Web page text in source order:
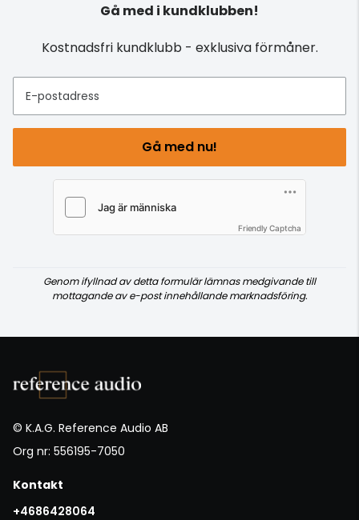
Gå med i kundklubben!
Kostnadsfri kundklubb - exklusiva förmåner.
E-postadress
Gå med nu!
Friendly Captcha
Genom ifyllnad av detta formulär lämnas medgivande till
mottagande av e-post innehållande marknadsföring.
© K.A.G. Reference Audio AB
Org nr: 556195-7050
Kontakt
+4686428064